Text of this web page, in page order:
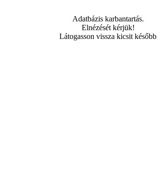
Adatbázis karbantartás.
Elnézését kérjük!
Látogasson vissza kicsit később